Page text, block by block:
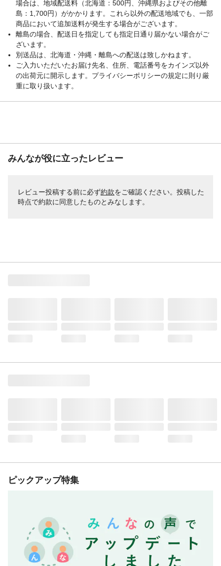
場合は、地域配送料（北海道：500円、沖縄県およびその他離
島：1,700円）がかかります。これら以外の配送地域でも、一部
商品において追加送料が発生する場合がございます。
離島の場合、配送日を指定しても指定日通り届かない場合がご
ざいます。
別送品は、北海道・沖縄・離島への配送は致しかねます。
ご入力いただいたお届け先名、住所、電話番号をカインズ以外
の出荷元に開示します。プライバシーポリシーの規定に則り厳
重に取り扱います。
みんなが役に立ったレビュー
レビュー投稿する前に必ず約款をご確認ください。投稿した
時点で約款に同意したものとみなします。
ピックアップ特集